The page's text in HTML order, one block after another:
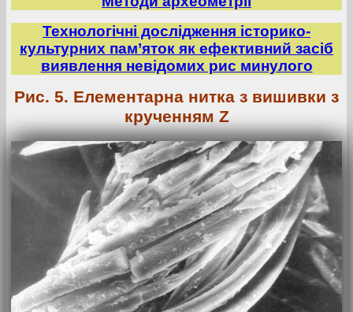
Технологічні дослідження історико-
культурних пам’яток як ефективний засіб
виявлення невідомих рис минулого
Рис. 5. Елементарна нитка з вишивки з
крученням Z